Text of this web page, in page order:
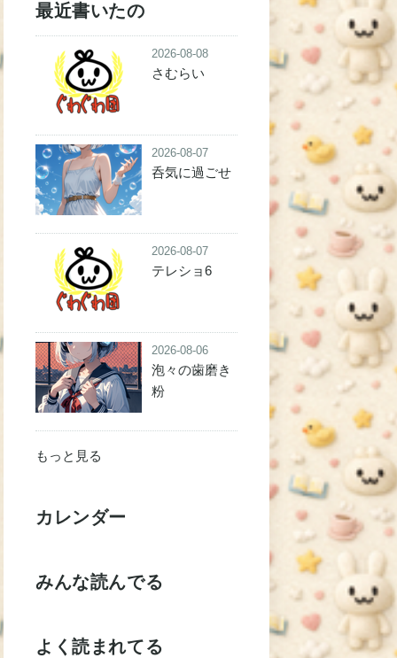
最近書いたの
2026-08-08
さむらい
2026-08-07
呑気に過ごせ
2026-08-07
テレショ6
2026-08-06
泡々の歯磨き
粉
もっと見る
カレンダー
みんな読んでる
よく読まれてる